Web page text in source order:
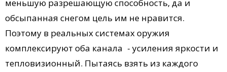
меньшую разрешающую способность, да и
обсыпанная снегом цель им не нравится.
Поэтому в реальных системах оружия
комплексируют оба канала - усиления яркости и
тепловизионный. Пытаясь взять из каждого